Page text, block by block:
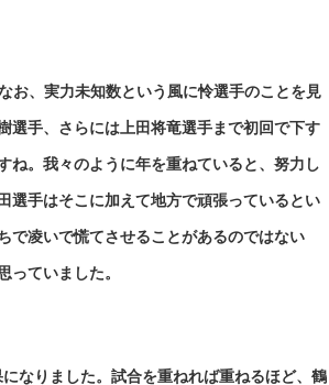
お、実力未知数という風に怜選手のことを見
選手、さらには上田将竜選手まで初回で下す
ね。我々のように年を重ねていると、努力し
選手はそこに加えて地方で頑張っているとい
凌いで慌てさせることがあるのではない
っていました。
なりました。試合を重ねれば重ねるほど、鶴